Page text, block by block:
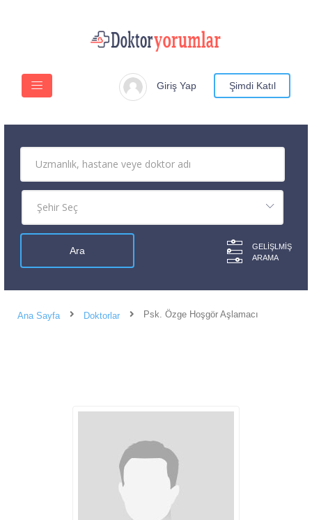
Giriş Yap Şimdi Katıl
GELIŞLMIŞ
ARAMA
Ana Sayfa Doktorlar Psk. Özge Hoşgör Aşlamacı